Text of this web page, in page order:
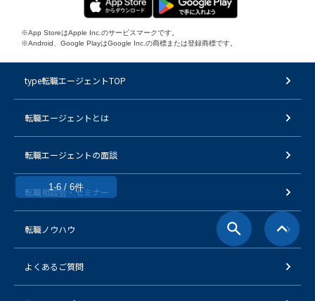
1-6 / 6件
※App StoreはApple Inc.のサービスマークです。
※Android、Google PlayはGoogle Inc.の商標または登録商標です。
type転職エージェントTOP
転職エージェントとは
転職エージェントの面談
転職相談会・セミナー
転職ノウハウ
よくあるご質問